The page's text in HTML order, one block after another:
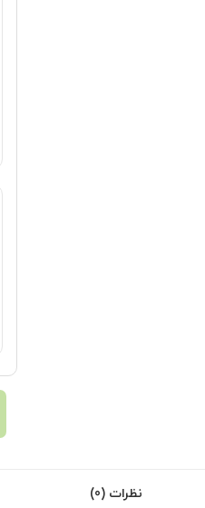
نظرات (0)